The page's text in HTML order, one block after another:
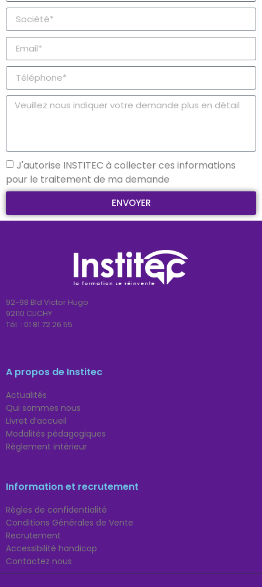
J'autorise INSTITEC à collecter ces informations
pour le traitement de ma demande
ENVOYER
92-98 Bld Victor Hugo
92110 CLICHY
Tél. : 01 81 72 26 55
A propos de Institec
Actualités
Qui sommes nous
Livret d’accueil
Modalités pédagogiques
Règlement intérieur
Information et recrutement
Règles de confidentialité
Conditions Générales de Vente
Recrutement
Accessibilité handicap
Contactez nous